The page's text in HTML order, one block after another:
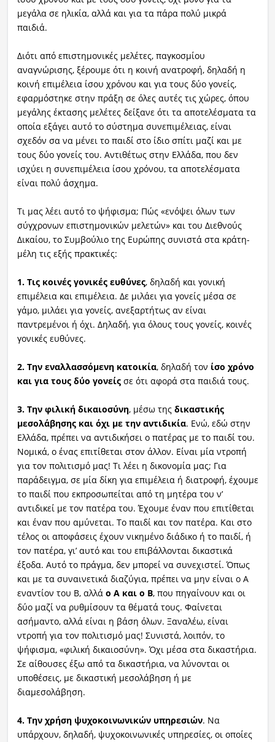
μεγάλα σε ηλικία, αλλά και για τα πάρα πολύ μικρά
παιδιά.
Διότι από επιστημονικές μελέτες, παγκοσμίου
αναγνώρισης, ξέρουμε ότι η κοινή ανατροφή, δηλαδή η
κοινή επιμέλεια ίσου χρόνου και για τους δύο γονείς,
εφαρμόστηκε στην πράξη σε όλες αυτές τις χώρες, όπου
μεγάλης έκτασης μελέτες δείξανε ότι τα αποτελέσματα τα
οποία εξάγει αυτό το σύστημα συνεπιμέλειας, είναι
σχεδόν σα να μένει το παιδί στο ίδιο σπίτι μαζί και με
τους δύο γονείς του. Αντιθέτως στην Ελλάδα, που δεν
ισχύει η συνεπιμέλεια ίσου χρόνου, τα αποτελέσματα
είναι πολύ άσχημα.
Τι μας λέει αυτό το ψήφισμα; Πώς «ενόψει όλων των
σύγχρονων επιστημονικών μελετών» και του Διεθνούς
Δικαίου, το Συμβούλιο της Ευρώπης συνιστά στα κράτη-
μέλη τις εξής πρακτικές:
1. Τις κοινές γονικές ευθύνες, δηλαδή και γονική
επιμέλεια και επιμέλεια. Δε μιλάει για γονείς μέσα σε
γάμο, μιλάει για γονείς, ανεξαρτήτως αν είναι
παντρεμένοι ή όχι. Δηλαδή, για όλους τους γονείς, κοινές
γονικές ευθύνες.
2. Την εναλλασσόμενη κατοικία, δηλαδή τον ίσο χρόνο
και για τους δύο γονείςσε ότι αφορά στα παιδιά τους.
3. Την φιλική δικαιοσύνη, μέσω της δικαστικής
μεσολάβησης και όχι με την αντιδικία. Ενώ, εδώ στην
Ελλάδα, πρέπει να αντιδικήσει ο πατέρας με το παιδί του.
Νομικά, ο ένας επιτίθεται στον άλλον. Είναι μία ντροπή
για τον πολιτισμό μας! Τι λέει η δικονομία μας; Για
παράδειγμα, σε μία δίκη για επιμέλεια ή διατροφή, έχουμε
το παιδί που εκπροσωπείται από τη μητέρα του ν’
αντιδικεί με τον πατέρα του. Έχουμε έναν που επιτίθεται
και έναν που αμύνεται. Το παιδί και τον πατέρα. Και στο
τέλος οι αποφάσεις έχουν νικημένο διάδικο ή το παιδί, ή
τον πατέρα, γι’ αυτό και του επιβάλλονται δικαστικά
έξοδα. Αυτό το πράγμα, δεν μπορεί να συνεχιστεί. Όπως
και με τα συναινετικά διαζύγια, πρέπει να μην είναι ο Α
εναντίον του Β, αλλά ο Α και ο Β, που πηγαίνουν και οι
δύο μαζί να ρυθμίσουν τα θέματά τους. Φαίνεται
ασήμαντο, αλλά είναι η βάση όλων. Ξαναλέω, είναι
ντροπή για τον πολιτισμό μας! Συνιστά, λοιπόν, το
ψήφισμα, «φιλική δικαιοσύνη». Όχι μέσα στα δικαστήρια.
Σε αίθουσες έξω από τα δικαστήρια, να λύνονται οι
υποθέσεις, με δικαστική μεσολάβηση ή με
διαμεσολάβηση.
4. Την χρήση ψυχοκοινωνικών υπηρεσιών. Να
υπάρχουν, δηλαδή, ψυχοκοινωνικές υπηρεσίες, οι οποίες